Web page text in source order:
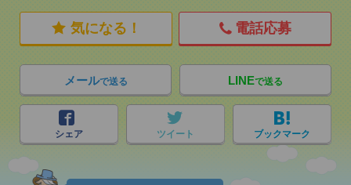
気になる！ 電話応募
メールで送る LINEで送る
シェア ツイート ブックマーク